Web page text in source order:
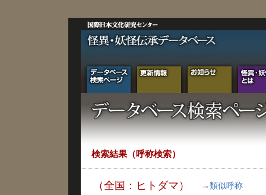
検索結果（呼称検索）
（全国：ヒトダマ） → 類似呼称